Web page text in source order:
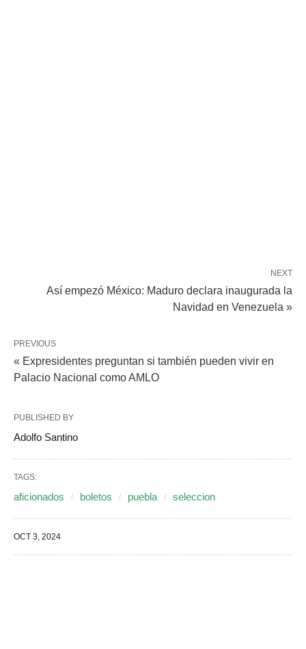
NEXT
Así empezó México: Maduro declara inaugurada la
Navidad en Venezuela »
PREVIOUS
« Expresidentes preguntan si también pueden vivir en
Palacio Nacional como AMLO
PUBLISHED BY
Adolfo Santino
TAGS:
aficionados boletos puebla seleccion
OCT 3, 2024